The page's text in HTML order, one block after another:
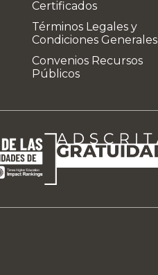
Certificados
Términos Legales y
Condiciones Generales
Convenios Recursos
Públicos